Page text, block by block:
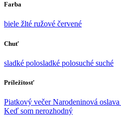
Farba
biele žlté ružové červené
Chuť
sladké polosladké polosuché suché
Príležitosť
Piatkový večerNarodeninová oslava
Keď som nerozhodný